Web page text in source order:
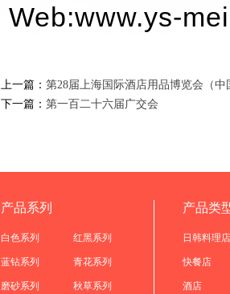
Web:www.ys-
上一篇： 第28届上海国际酒店用品博览会（中
下一篇： 第一百二十六届广交会
产品系列
白色系列 红黑系列
蓝钻系列 青花系列
磨砂系列 秋草系列
产品类
日韩料理店
快餐店
酒店